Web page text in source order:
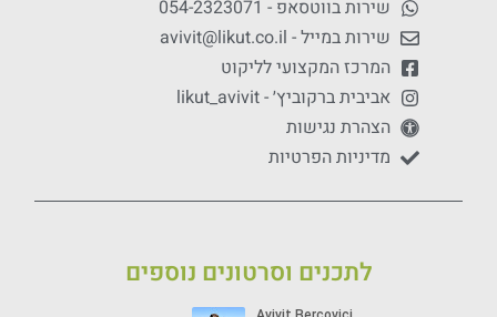
שירות בווטסאפ - 054-2323071
שירות במייל - avivit@likut.co.il
המרכז המקצועי לליקוט
אביבית ברקוביץ׳ - likut_avivit
הצהרת נגישות
מדיניות הפרטיות
לתכנים וסרטונים נוספים